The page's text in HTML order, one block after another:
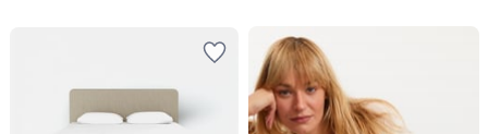
Последний
штрих
вашей
идеальной